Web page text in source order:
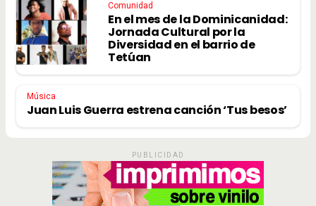
Comunidad
En el mes de la Dominicanidad:
Jornada Cultural por la
Diversidad en el barrio de
Tetúan
Música
Juan Luis Guerra estrena canción ‘Tus besos’
PUBLICIDAD